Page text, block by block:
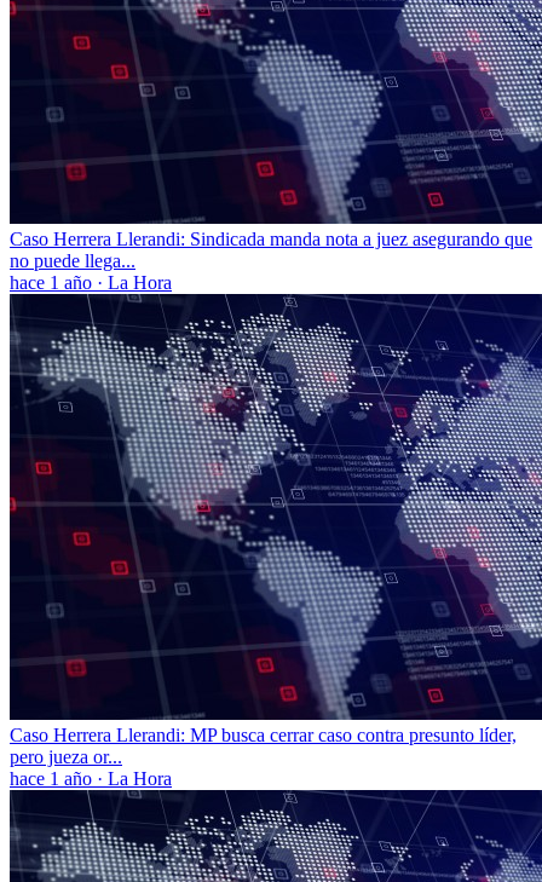
Caso Herrera Llerandi: Sindicada manda nota a juez asegurando que
no puede llega...
hace 1 año · La Hora
Caso Herrera Llerandi: MP busca cerrar caso contra presunto líder,
pero jueza or...
hace 1 año · La Hora